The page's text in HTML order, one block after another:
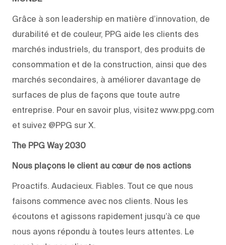
Grâce à son leadership en matière d’innovation, de
durabilité et de couleur, PPG aide les clients des
marchés industriels, du transport, des produits de
consommation et de la construction, ainsi que des
marchés secondaires, à améliorer davantage de
surfaces de plus de façons que toute autre
entreprise. Pour en savoir plus, visitez www.ppg.com
et suivez @PPG sur X.
The PPG Way 2030
Nous plaçons le client au cœur de nos actions
Proactifs. Audacieux. Fiables. Tout ce que nous
faisons commence avec nos clients. Nous les
écoutons et agissons rapidement jusqu’à ce que
nous ayons répondu à toutes leurs attentes. Le